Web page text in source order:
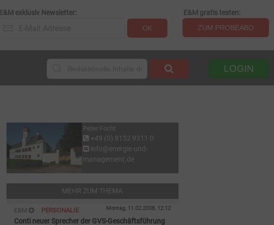
E&M exklusiv Newsletter:
OK
E&M gratis testen:
ZUM PROBEABO
LOGIN
Peter Focht
+49 (0) 8152 9311 0
info@energie-und-
management.de
MEHR ZUM THEMA
E&M PERSONALIE Montag, 11.02.2008, 12:12
Conti neuer Sprecher der GVS-Geschäftsführung